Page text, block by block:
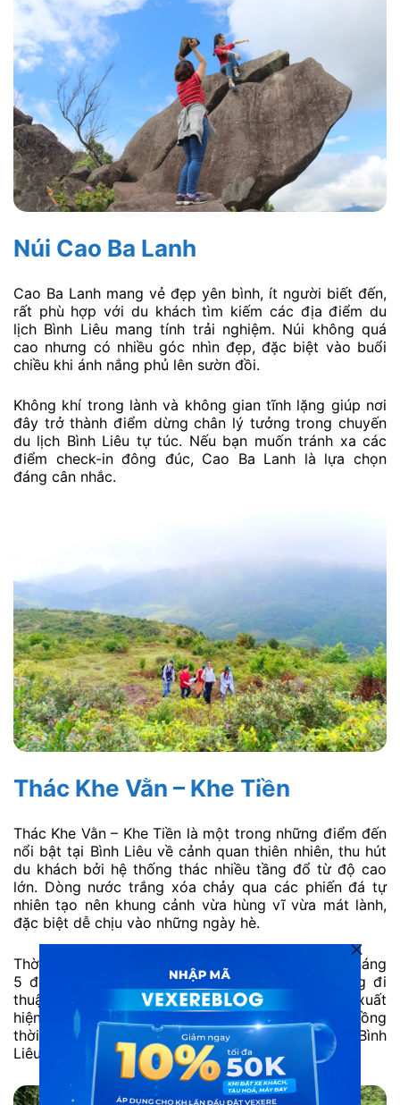
Núi Cao Ba Lanh
Cao Ba Lanh mang vẻ đẹp yên bình, ít người biết đến,
rất phù hợp với du khách tìm kiếm các địa điểm du
lịch Bình Liêu mang tính trải nghiệm. Núi không quá
cao nhưng có nhiều góc nhìn đẹp, đặc biệt vào buổi
chiều khi ánh nắng phủ lên sườn đồi.
Không khí trong lành và không gian tĩnh lặng giúp nơi
đây trở thành điểm dừng chân lý tưởng trong chuyến
du lịch Bình Liêu tự túc. Nếu bạn muốn tránh xa các
điểm check-in đông đúc, Cao Ba Lanh là lựa chọn
đáng cân nhắc.
Thác Khe Vằn – Khe Tiền
Thác Khe Vằn – Khe Tiền là một trong những điểm đến
nổi bật tại Bình Liêu về cảnh quan thiên nhiên, thu hút
du khách bởi hệ thống thác nhiều tầng đổ từ độ cao
lớn. Dòng nước trắng xóa chảy qua các phiến đá tự
nhiên tạo nên khung cảnh vừa hùng vĩ vừa mát lành,
đặc biệt dễ chịu vào những ngày hè.
Thời điểm lý tưởng nhất để ghé thăm thác là từ tháng
5 đến tháng 9, khi lượng nước dồi dào và đường đi
thuận lợi. Nhờ vị trí dễ tiếp cận, nơi đây thường xuất
hiện trong các lịch trình tour du lịch Bình Liêu, đồng
thời cũng rất phù hợp cho nhóm bạn trẻ đi du lịch Bình
Liêu tự túc.